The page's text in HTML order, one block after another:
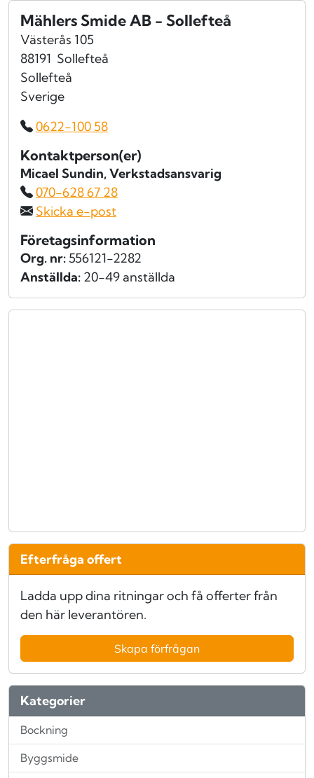
Mählers Smide AB - Sollefteå
Västerås 105
88191 Sollefteå
Sollefteå
Sverige
0622-100 58
Kontaktperson(er)
Micael Sundin, Verkstadsansvarig
070-628 67 28
Skicka e-post
Företagsinformation
Org. nr: 556121-2282
Anställda: 20-49 anställda
Efterfråga offert
Ladda upp dina ritningar och få offerter från
den här leverantören.
Skapa förfrågan
Kategorier
Bockning
Byggsmide